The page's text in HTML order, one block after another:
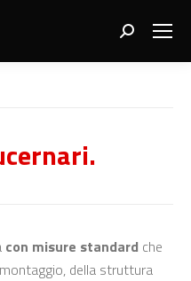
Search:
con misure standard che
della struttura